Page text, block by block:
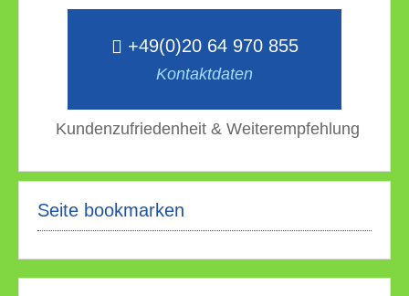
+49(0)20 64 970 855
Kontaktdaten
Kundenzufriedenheit & Weiterempfehlung
Seite bookmarken